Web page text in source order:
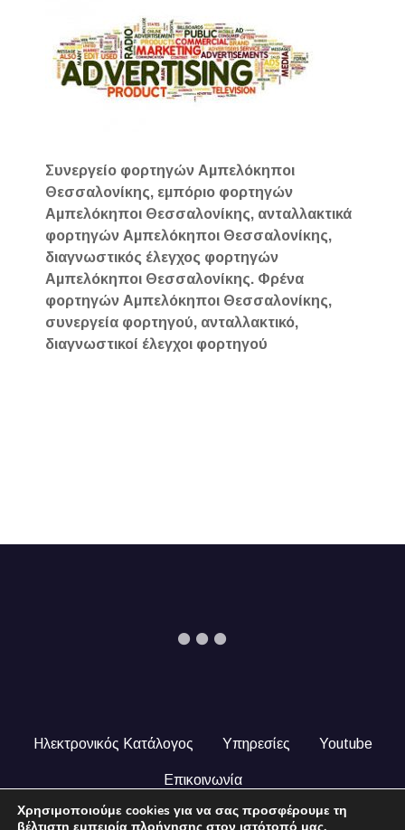
Συνεργείο φορτηγών Αμπελόκηποι
Θεσσαλονίκης, εμπόριο φορτηγών
Αμπελόκηποι Θεσσαλονίκης, ανταλλακτικά
φορτηγών Αμπελόκηποι Θεσσαλονίκης,
διαγνωστικός έλεγχος φορτηγών
Αμπελόκηποι Θεσσαλονίκης. Φρένα
φορτηγών Αμπελόκηποι Θεσσαλονίκης,
συνεργεία φορτηγού, ανταλλακτικό,
διαγνωστικοί έλεγχοι φορτηγού
Ηλεκτρονικός Κατάλογος Υπηρεσίες Youtube
Επικοινωνία
© 2024 COPYRIGHT ILEKTRONIKOSKATALOGOS.GR. ALL
Χρησιμοποιούμε cookies για να σας προσφέρουμε τη